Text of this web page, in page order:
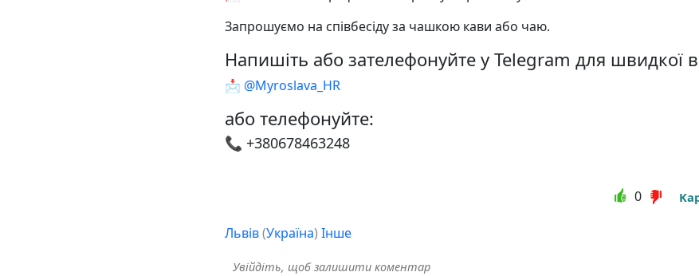
Запрошуємо на співбесіду за чашкою кави або чаю.
Напишіть або зателефонуйте у Telegram для швидкої
📩 @Myroslava_HR
або телефонуйте:
📞 +380678463248
0
Львів(Україна) Інше
Увійдіть, щоб залишити коментар